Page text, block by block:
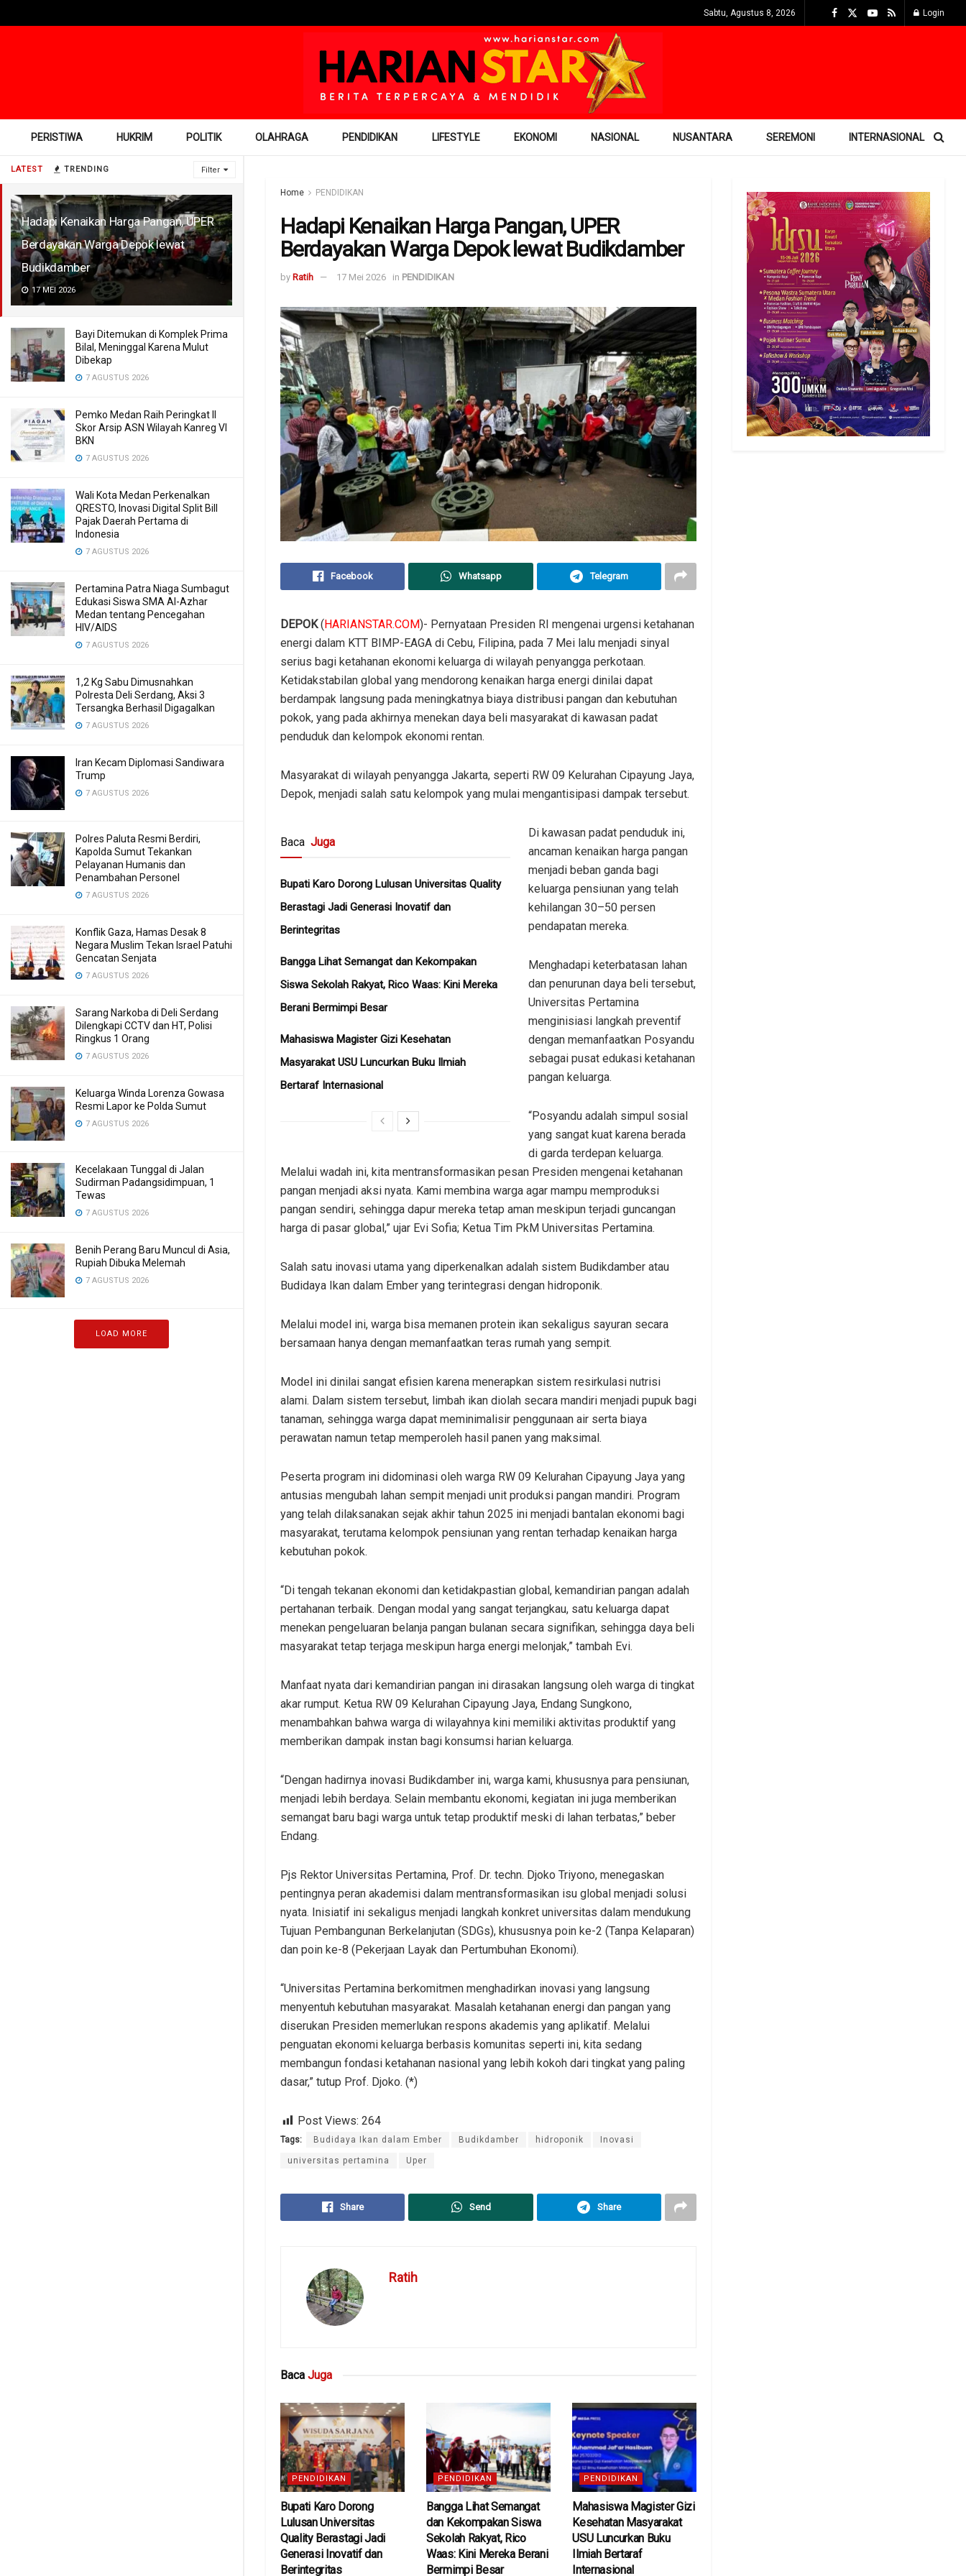
LATEST TRENDING Filter
Hadapi Kenaikan Harga Pangan, UPER
Berdayakan Warga Depok lewat
Budikdamber
17 MEI 2026
Bayi Ditemukan di Komplek Prima
Bilal, Meninggal Karena Mulut
Dibekap
7 AGUSTUS 2026
Pemko Medan Raih Peringkat II
Skor Arsip ASN Wilayah Kanreg VI
BKN
7 AGUSTUS 2026
Wali Kota Medan Perkenalkan
QRESTO, Inovasi Digital Split Bill
Pajak Daerah Pertama di
Indonesia
7 AGUSTUS 2026
Pertamina Patra Niaga Sumbagut
Edukasi Siswa SMA Al-Azhar
Medan tentang Pencegahan
HIV/AIDS
7 AGUSTUS 2026
1,2 Kg Sabu Dimusnahkan
Polresta Deli Serdang, Aksi 3
Tersangka Berhasil Digagalkan
7 AGUSTUS 2026
Iran Kecam Diplomasi Sandiwara
Trump
7 AGUSTUS 2026
Polres Paluta Resmi Berdiri,
Kapolda Sumut Tekankan
Pelayanan Humanis dan
Penambahan Personel
7 AGUSTUS 2026
Konflik Gaza, Hamas Desak 8
Negara Muslim Tekan Israel Patuhi
Gencatan Senjata
7 AGUSTUS 2026
Sarang Narkoba di Deli Serdang
Dilengkapi CCTV dan HT, Polisi
Ringkus 1 Orang
7 AGUSTUS 2026
Keluarga Winda Lorenza Gowasa
Resmi Lapor ke Polda Sumut
7 AGUSTUS 2026
Kecelakaan Tunggal di Jalan
Sudirman Padangsidimpuan, 1
Tewas
7 AGUSTUS 2026
Benih Perang Baru Muncul di Asia,
Rupiah Dibuka Melemah
7 AGUSTUS 2026
LOAD MORE
Sabtu, Agustus 8, 2026 Login
PERISTIWA HUKRIM POLITIK OLAHRAGA PENDIDIKAN LIFESTYLE EKONOMI NASIONAL NUSANTARA SEREMONI INTERNASIONAL
Home PENDIDIKAN
Hadapi Kenaikan Harga Pangan, UPER
Berdayakan Warga Depok lewat Budikdamber
by Ratih 17 Mei 2026 in PENDIDIKAN
Facebook Whatsapp Telegram
DEPOK(HARIANSTAR.COM)- Pernyataan Presiden RI mengenai urgensi ketahanan
energi dalam KTT BIMP-EAGA di Cebu, Filipina, pada 7 Mei lalu menjadi sinyal
serius bagi ketahanan ekonomi keluarga di wilayah penyangga perkotaan.
Ketidakstabilan global yang mendorong kenaikan harga energi dinilai dapat
berdampak langsung pada meningkatnya biaya distribusi pangan dan kebutuhan
pokok, yang pada akhirnya menekan daya beli masyarakat di kawasan padat
penduduk dan kelompok ekonomi rentan.
Masyarakat di wilayah penyangga Jakarta, seperti RW 09 Kelurahan Cipayung Jaya,
Depok, menjadi salah satu kelompok yang mulai mengantisipasi dampak tersebut.
Baca Juga
Bupati Karo Dorong Lulusan Universitas Quality
Berastagi Jadi Generasi Inovatif dan
Berintegritas
Bangga Lihat Semangat dan Kekompakan
Siswa Sekolah Rakyat, Rico Waas: Kini Mereka
Berani Bermimpi Besar
Mahasiswa Magister Gizi Kesehatan
Masyarakat USU Luncurkan Buku Ilmiah
Bertaraf Internasional
Di kawasan padat penduduk ini,
ancaman kenaikan harga pangan
menjadi beban ganda bagi
keluarga pensiunan yang telah
kehilangan 30–50 persen
pendapatan mereka.
Menghadapi keterbatasan lahan
dan penurunan daya beli tersebut,
Universitas Pertamina
menginisiasi langkah preventif
dengan memanfaatkan Posyandu
sebagai pusat edukasi ketahanan
pangan keluarga.
“Posyandu adalah simpul sosial
yang sangat kuat karena berada
di garda terdepan keluarga.
Melalui wadah ini, kita mentransformasikan pesan Presiden mengenai ketahanan
pangan menjadi aksi nyata. Kami membina warga agar mampu memproduksi
pangan sendiri, sehingga dapur mereka tetap aman meskipun terjadi guncangan
harga di pasar global,” ujar Evi Sofia; Ketua Tim PkM Universitas Pertamina.
Salah satu inovasi utama yang diperkenalkan adalah sistem Budikdamber atau
Budidaya Ikan dalam Ember yang terintegrasi dengan hidroponik.
Melalui model ini, warga bisa memanen protein ikan sekaligus sayuran secara
bersamaan hanya dengan memanfaatkan teras rumah yang sempit.
Model ini dinilai sangat efisien karena menerapkan sistem resirkulasi nutrisi
alami. Dalam sistem tersebut, limbah ikan diolah secara mandiri menjadi pupuk bagi
tanaman, sehingga warga dapat meminimalisir penggunaan air serta biaya
perawatan namun tetap memperoleh hasil panen yang maksimal.
Peserta program ini didominasi oleh warga RW 09 Kelurahan Cipayung Jaya yang
antusias mengubah lahan sempit menjadi unit produksi pangan mandiri. Program
yang telah dilaksanakan sejak akhir tahun 2025 ini menjadi bantalan ekonomi bagi
masyarakat, terutama kelompok pensiunan yang rentan terhadap kenaikan harga
kebutuhan pokok.
“Di tengah tekanan ekonomi dan ketidakpastian global, kemandirian pangan adalah
pertahanan terbaik. Dengan modal yang sangat terjangkau, satu keluarga dapat
menekan pengeluaran belanja pangan bulanan secara signifikan, sehingga daya beli
masyarakat tetap terjaga meskipun harga energi melonjak,” tambah Evi.
Manfaat nyata dari kemandirian pangan ini dirasakan langsung oleh warga di tingkat
akar rumput. Ketua RW 09 Kelurahan Cipayung Jaya, Endang Sungkono,
menambahkan bahwa warga di wilayahnya kini memiliki aktivitas produktif yang
memberikan dampak instan bagi konsumsi harian keluarga.
“Dengan hadirnya inovasi Budikdamber ini, warga kami, khususnya para pensiunan,
menjadi lebih berdaya. Selain membantu ekonomi, kegiatan ini juga memberikan
semangat baru bagi warga untuk tetap produktif meski di lahan terbatas,” beber
Endang.
Pjs Rektor Universitas Pertamina, Prof. Dr. techn. Djoko Triyono, menegaskan
pentingnya peran akademisi dalam mentransformasikan isu global menjadi solusi
nyata. Inisiatif ini sekaligus menjadi langkah konkret universitas dalam mendukung
Tujuan Pembangunan Berkelanjutan (SDGs), khususnya poin ke-2 (Tanpa Kelaparan)
dan poin ke-8 (Pekerjaan Layak dan Pertumbuhan Ekonomi).
“Universitas Pertamina berkomitmen menghadirkan inovasi yang langsung
menyentuh kebutuhan masyarakat. Masalah ketahanan energi dan pangan yang
diserukan Presiden memerlukan respons akademis yang aplikatif. Melalui
penguatan ekonomi keluarga berbasis komunitas seperti ini, kita sedang
membangun fondasi ketahanan nasional yang lebih kokoh dari tingkat yang paling
dasar,” tutup Prof. Djoko. (*)
Post Views: 264
Tags: Budidaya Ikan dalam Ember Budikdamber hidroponik Inovasi
universitas pertamina Uper
Share Send Share
Ratih
Baca Juga
PENDIDIKAN
Bupati Karo Dorong
Lulusan Universitas
Quality Berastagi Jadi
Generasi Inovatif dan
Berintegritas
PENDIDIKAN
Bangga Lihat Semangat
dan Kekompakan Siswa
Sekolah Rakyat, Rico
Waas: Kini Mereka Berani
Bermimpi Besar
PENDIDIKAN
Mahasiswa Magister Gizi
Kesehatan Masyarakat
USU Luncurkan Buku
Ilmiah Bertaraf
Internasional